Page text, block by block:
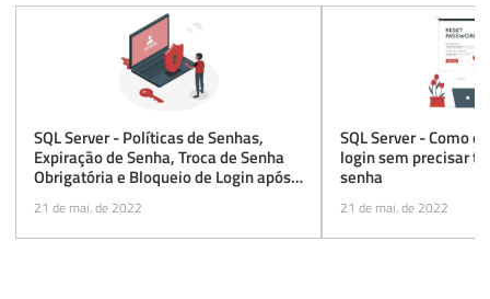
SQL Server - Políticas de Senhas,
Expiração de Senha, Troca de Senha
Obrigatória e Bloqueio de Login após
N tentativas
21 de mai. de 2022
SQL Server - Como
login sem precisar
senha
21 de mai. de 2022